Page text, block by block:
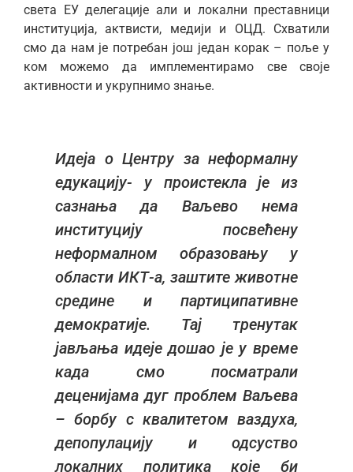
света ЕУ делегације али и локални преставници
институција, актвисти, медији и ОЦД. Схватили
смо да нам је потребан још један корак – поље у
ком можемо да имплементирамо све своје
активности и укрупнимо знање.
Идеја о Центру за неформалну
едукацију- у проистекла је из
сазнања да Ваљево нема
институцију посвећену
неформалном образовању у
области ИКТ-а, заштите животне
средине и партиципативне
демократије. Тај тренутак
јављања идеје дошао је у време
када смо посматрали
деценијама дуг проблем Ваљева
– борбу с квалитетом ваздуха,
депопулацију и одсуство
локалних политика које би